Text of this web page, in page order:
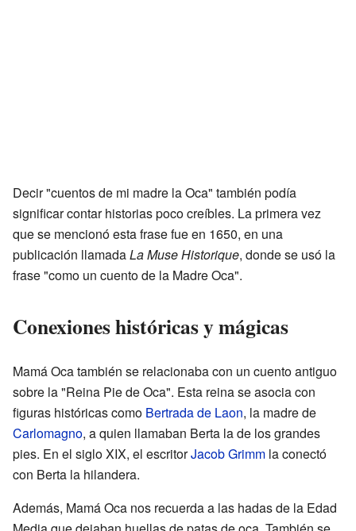
Decir "cuentos de mi madre la Oca" también podía
significar contar historias poco creíbles. La primera vez
que se mencionó esta frase fue en 1650, en una
publicación llamadaLa Muse Historique, donde se usó la
frase "como un cuento de la Madre Oca".
Conexiones históricas y mágicas
Mamá Oca también se relacionaba con un cuento antiguo
sobre la "Reina Pie de Oca". Esta reina se asocia con
figuras históricas como Bertrada de Laon, la madre de
Carlomagno, a quien llamaban Berta la de los grandes
pies. En el siglo XIX, el escritorJacob Grimm la conectó
con Berta la hilandera.
Además, Mamá Oca nos recuerda a las hadas de la Edad